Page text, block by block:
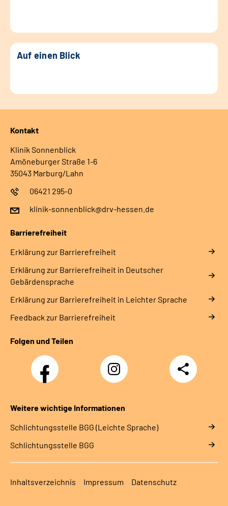
Auf einen Blick
Kontakt
Klinik Sonnenblick
Amöneburger Straße 1-6
35043 Marburg/Lahn
06421 295-0
klinik-sonnenblick@drv-hessen.de
Barrierefreiheit
Erklärung zur Barrierefreiheit
Erklärung zur Barrierefreiheit in Deutscher
Gebärdensprache
Erklärung zur Barrierefreiheit in Leichter Sprache
Feedback zur Barrierefreiheit
Folgen und Teilen
Facebook
Klinik
Sonnenblick
Instagram
Klinik
Sonnenblick
Teilen
Weitere wichtige Informationen
Schlich­tungs­stel­le BGG (Leichte Sprache)
Schlich­tungs­stel­le BGG
Inhaltsverzeichnis Impressum Datenschutz